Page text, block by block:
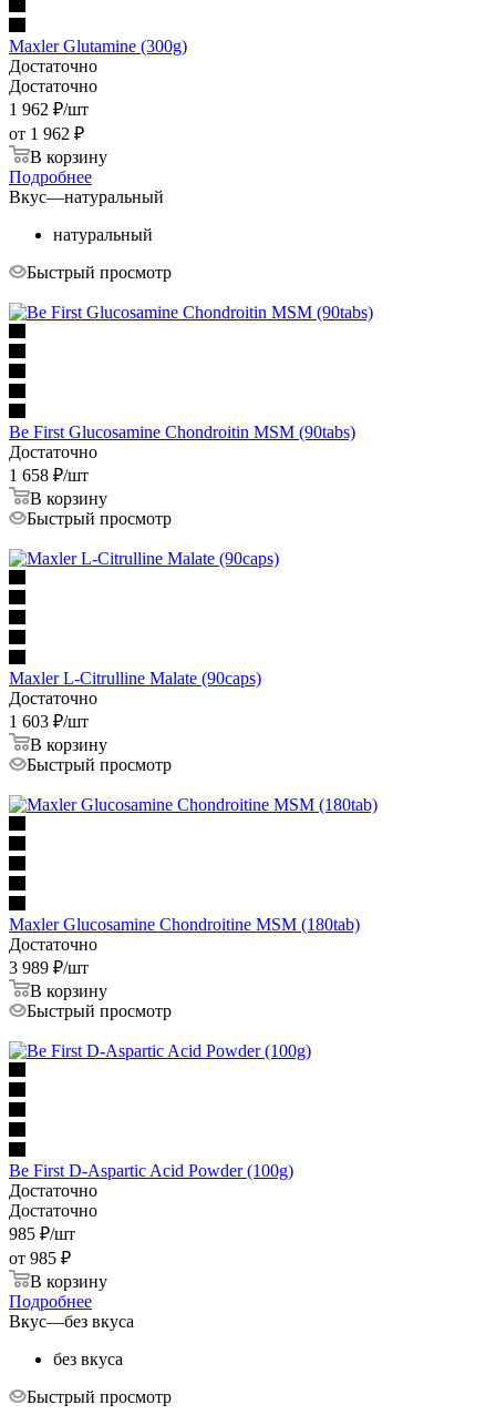
Maxler Glutamine (300g)
Достаточно
Достаточно
1 962 ₽/шт
от 1 962 ₽
В корзину
Подробнее
Вкус—натуральный
натуральный
Быстрый просмотр
Be First Glucosamine Chondroitin MSM (90tabs)
Достаточно
1 658 ₽/шт
В корзину
Быстрый просмотр
Maxler L-Citrulline Malate (90caps)
Достаточно
1 603 ₽/шт
В корзину
Быстрый просмотр
Maxler Glucosamine Chondroitine MSM (180tab)
Достаточно
3 989 ₽/шт
В корзину
Быстрый просмотр
Be First D-Aspartic Acid Powder (100g)
Достаточно
Достаточно
985 ₽/шт
от 985 ₽
В корзину
Подробнее
Вкус—без вкуса
без вкуса
Быстрый просмотр